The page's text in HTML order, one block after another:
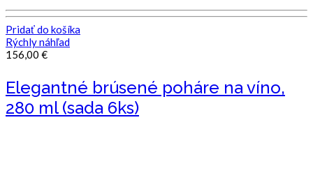
Pridať do košíka
Rýchly náhľad
156,00 €
Elegantné brúsené poháre na víno,
280 ml (sada 6ks)